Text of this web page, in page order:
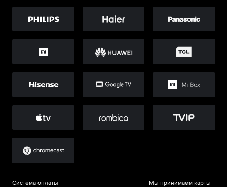
Система оплаты Мы принимаем карты